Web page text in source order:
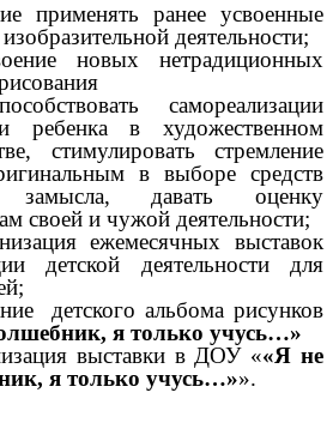
применять ранее усвоенные
деятельности;
новых нетрадиционных
самореализации
ребенка в художественном
стимулировать стремление
в выборе средств
замысла, давать оценку
своей и чужой деятельности;
ежемесячных выставок
детской деятельности для
детского альбома рисунков
я только учусь…»
выставки в ДОУ ««Я не
я только учусь…»».